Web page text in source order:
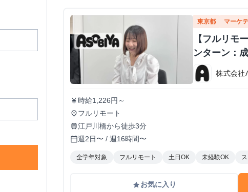
東京都 マーケ
【フルリモ
ンターン：
株式会社
currency_yen時給1,226円～
place フルリモート
train江戸川橋から徒歩3分
calendar_today週2日〜 / 週16時間〜
全学年対象 フルリモート 土日OK 未経験OK
gradeお気に入り